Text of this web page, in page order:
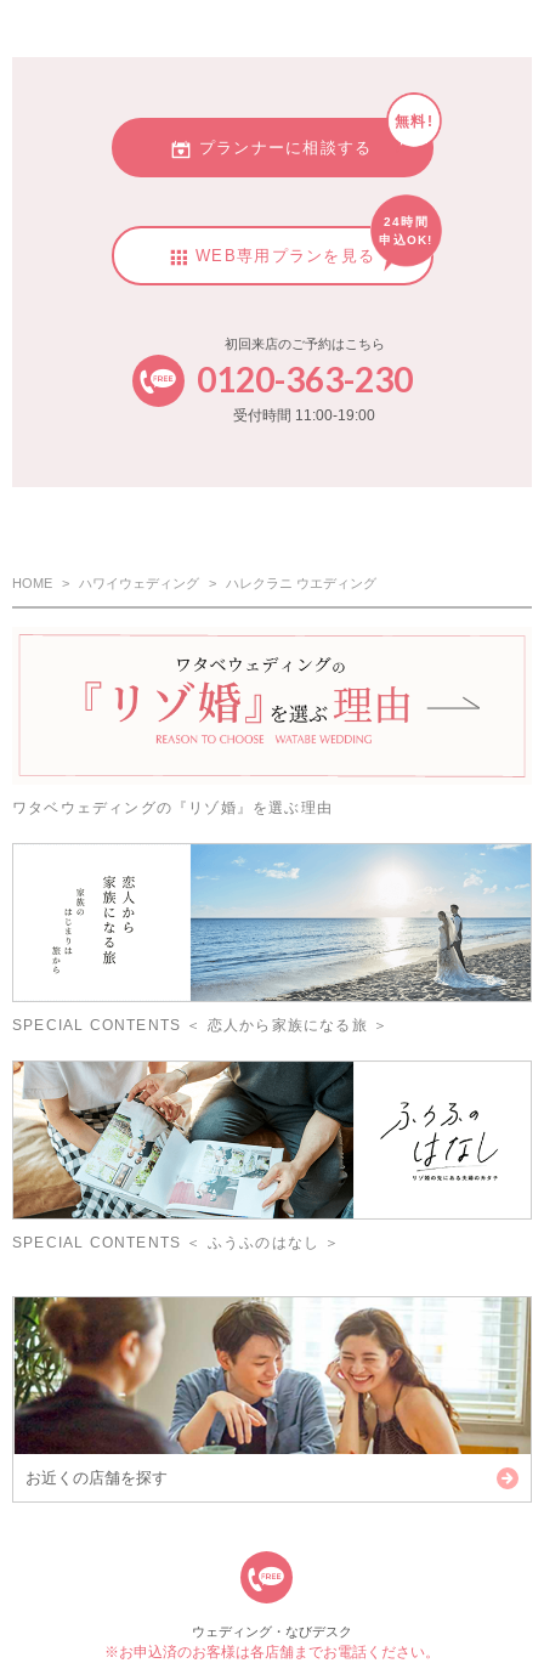
プランナーに相談する
無料!
WEB専用プランを見る
24時間
申込OK!
初回来店のご予約はこちら
0120-363-230
受付時間 11:00-19:00
HOME ハワイウェディング ハレクラニ ウエディング
ワタベウェディングの『リゾ婚』を選ぶ理由
SPECIAL CONTENTS ＜ 恋人から家族になる旅 ＞
SPECIAL CONTENTS ＜ ふうふのはなし ＞
お近くの店舗を探す
ウェディング・なびデスク
※お申込済のお客様は各店舗までお電話ください。